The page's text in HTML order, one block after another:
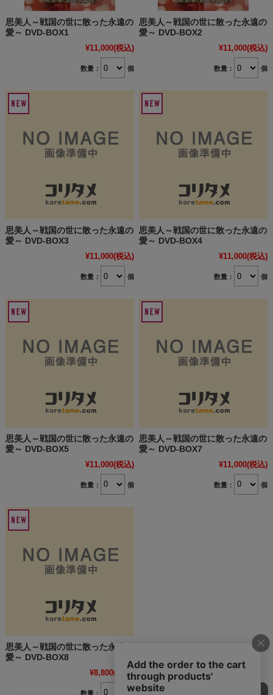
思美人～戦国の世に散った永遠の
愛～ DVD-BOX1
¥11,000(税込)
数量： 個
思美人～戦国の世に散った永遠の
愛～ DVD-BOX2
¥11,000(税込)
数量： 個
思美人～戦国の世に散った永遠の
愛～ DVD-BOX3
¥11,000(税込)
数量： 個
思美人～戦国の世に散った永遠の
愛～ DVD-BOX4
¥11,000(税込)
数量： 個
思美人～戦国の世に散った永遠の
愛～ DVD-BOX5
¥11,000(税込)
数量： 個
思美人～戦国の世に散った永遠の
愛～ DVD-BOX7
¥11,000(税込)
数量： 個
思美人～戦国の世に散った永遠の
愛～ DVD-BOX8
¥8,800(税込)
数量： 個